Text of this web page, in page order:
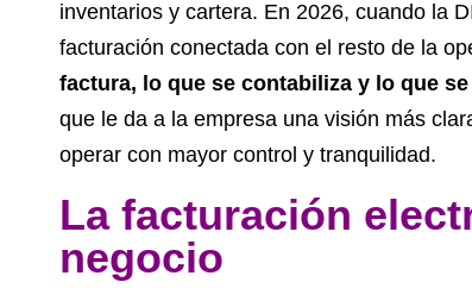
inventarios y cartera. En 2026, cuando la
facturación conectada con el resto de la
factura, lo que se contabiliza y lo que
que le da a la empresa una visión más
operar con mayor control y tranquilidad.
La facturación
negocio